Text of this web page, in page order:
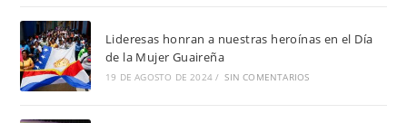
Lideresas honran a nuestras heroínas en el Día
de la Mujer Guaireña
19 DE AGOSTO DE 2024 / SIN COMENTARIOS